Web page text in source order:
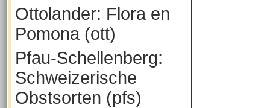
Ottolander: Flora en
Pomona (ott)
Pfau-Schellenberg:
Schweizerische
Obstsorten (pfs)